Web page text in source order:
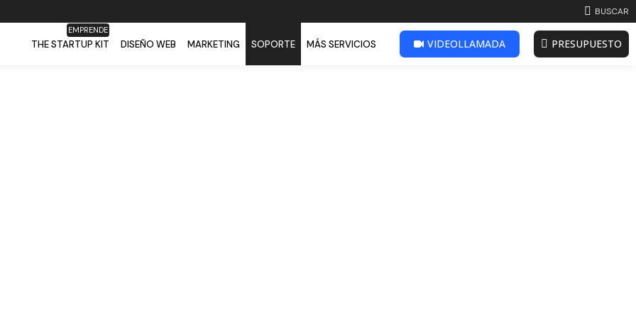
BUSCAR:
BUSCAR
THE STARTUP KIT
EMPRENDE
DISEÑO WEB MARKETING SOPORTE MÁS SERVICIOS VIDEOLLAMADA PRESUPUESTO